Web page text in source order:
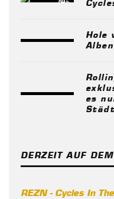
%
Hole
es
DERZEIT AUF
REZN - Cycles In